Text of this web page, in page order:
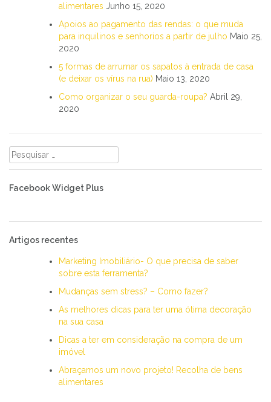
alimentares Junho 15, 2020
Apoios ao pagamento das rendas: o que muda
para inquilinos e senhorios a partir de julho Maio 25,
2020
5 formas de arrumar os sapatos à entrada de casa
(e deixar os vírus na rua) Maio 13, 2020
Como organizar o seu guarda-roupa? Abril 29,
2020
Pesquisar
por:
Facebook Widget Plus
Artigos recentes
Marketing Imobiliário- O que precisa de saber
sobre esta ferramenta?
Mudanças sem stress? – Como fazer?
As melhores dicas para ter uma ótima decoração
na sua casa
Dicas a ter em consideração na compra de um
imóvel
Abraçamos um novo projeto! Recolha de bens
alimentares